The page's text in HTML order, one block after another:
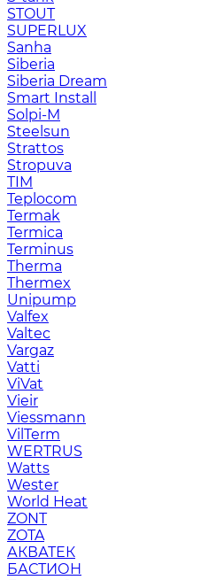
STOUT
SUPERLUX
Sanha
Siberia
Siberia Dream
Smart Install
Solpi-M
Steelsun
Strattos
Stropuva
TIM
Teplocom
Termak
Termica
Terminus
Therma
Thermex
Unipump
Valfex
Valtec
Vargaz
Vatti
ViVat
Vieir
Viessmann
VilTerm
WERTRUS
Watts
Wester
World Heat
ZONT
ZOTA
АКВАТЕК
БАСТИОН